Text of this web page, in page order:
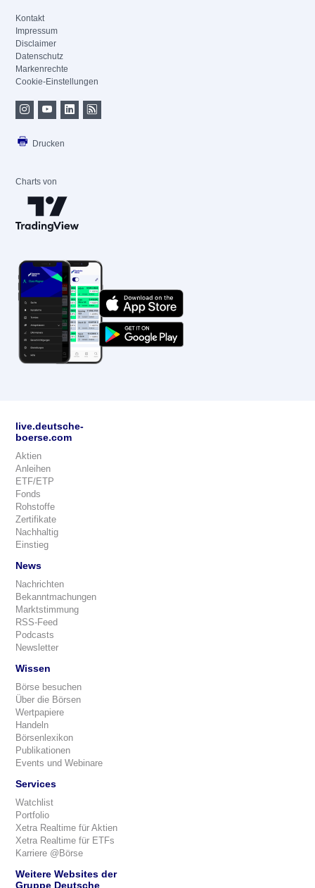
Kontakt
Impressum
Disclaimer
Datenschutz
Markenrechte
Cookie-Einstellungen
Drucken
Charts von
live.deutsche-
boerse.com
Aktien
Anleihen
ETF/ETP
Fonds
Rohstoffe
Zertifikate
Nachhaltig
Einstieg
News
Nachrichten
Bekanntmachungen
Marktstimmung
RSS-Feed
Podcasts
Newsletter
Wissen
Börse besuchen
Über die Börsen
Wertpapiere
Handeln
Börsenlexikon
Publikationen
Events und Webinare
Services
Watchlist
Portfolio
Xetra Realtime für Aktien
Xetra Realtime für ETFs
Karriere @Börse
Weitere Websites der
Gruppe Deutsche